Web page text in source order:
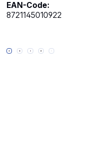
EAN-Code:
8721145010922
Bildergalerie